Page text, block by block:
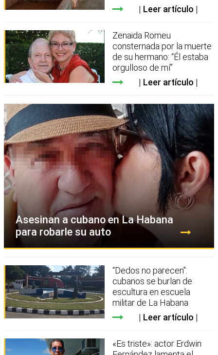
Leer artículo
Zenaida Romeu
consternada por la muerte
de su hermano: “Él estaba
orgulloso de mí”
Leer artículo
Asesinan a cubano en La Habana
para robarle su auto
“Dedos no parecen”:
cubanos se burlan de
escultura en escuela
militar de La Habana
Leer artículo
«Es triste»: actor Erdwin